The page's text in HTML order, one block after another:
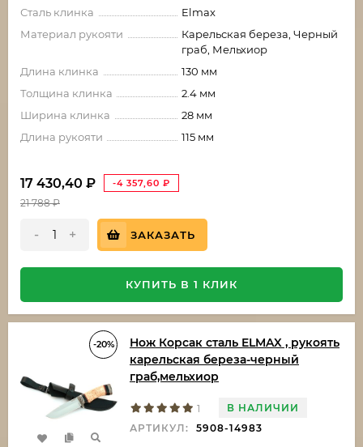
Сталь клинка
Elmax
Материал рукояти
Карельская береза, Черный
граб, Мельхиор
Длина клинка
130 мм
Толщина клинка
2.4 мм
Ширина клинка
28 мм
Длина рукояти
115 мм
17 430,40 ₽ -4 357,60 ₽
21 788₽
- + ЗАКАЗАТЬ
КУПИТЬ В 1 КЛИК
-20%
Нож Корсак сталь ELMAX , рукоять
карельская береза-черный
граб,мельхиор
1
В НАЛИЧИИ
АРТИКУЛ:
5908-14983